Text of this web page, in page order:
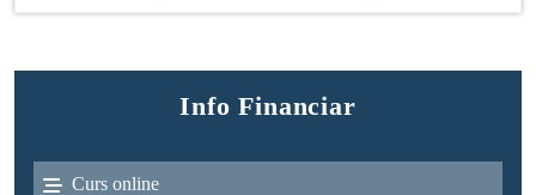
Info Financiar
Curs online